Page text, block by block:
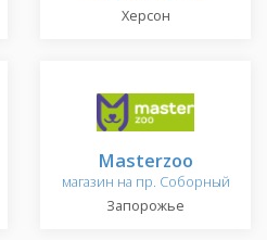
Херсон
Masterzoo
магазин на пр. Соборный
Запорожье